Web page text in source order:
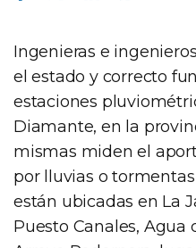
Ingenieras e
el estado y correcto
estaciones
Diamante, en la
mismas miden el
por lluvias o
están ubicadas en La
Puesto Canales, Agua